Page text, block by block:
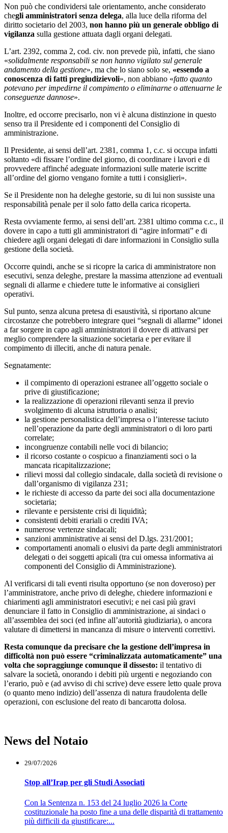
Non può che condividersi tale orientamento, anche considerato
chegli amministratori senza delega, alla luce della riforma del
diritto societario del 2003, non hanno più un generale obbligo di
vigilanza sulla gestione attuata dagli organi delegati.
L’art. 2392, comma 2, cod. civ. non prevede più, infatti, che siano
«solidalmente responsabili se non hanno vigilato sul generale
andamento della gestione», ma che lo siano solo se, «essendo a
conoscenza di fatti pregiudizievoli», non abbiano «fatto quanto
potevano per impedirne il compimento o eliminarne o attenuarne le
conseguenze dannose».
Inoltre, ed occorre precisarlo, non vi è alcuna distinzione in questo
senso tra il Presidente ed i componenti del Consiglio di
amministrazione.
Il Presidente, ai sensi dell’art. 2381, comma 1, c.c. si occupa infatti
soltanto «di fissare l’ordine del giorno, di coordinare i lavori e di
provvedere affinché adeguate informazioni sulle materie iscritte
all’ordine del giorno vengano fornite a tutti i consiglieri».
Se il Presidente non ha deleghe gestorie, su di lui non sussiste una
responsabilità penale per il solo fatto della carica ricoperta.
Resta ovviamente fermo, ai sensi dell’art. 2381 ultimo comma c.c., il
dovere in capo a tutti gli amministratori di “agire informati” e di
chiedere agli organi delegati di dare informazioni in Consiglio sulla
gestione della società.
Occorre quindi, anche se si ricopre la carica di amministratore non
esecutivi, senza deleghe, prestare la massima attenzione ad eventuali
segnali di allarme e chiedere tutte le informative ai consiglieri
operativi.
Sul punto, senza alcuna pretesa di esaustività, si riportano alcune
circostanze che potrebbero integrare quei “segnali di allarme” idonei
a far sorgere in capo agli amministratori il dovere di attivarsi per
meglio comprendere la situazione societaria e per evitare il
compimento di illeciti, anche di natura penale.
Segnatamente:
il compimento di operazioni estranee all’oggetto sociale o
prive di giustificazione;
la realizzazione di operazioni rilevanti senza il previo
svolgimento di alcuna istruttoria o analisi;
la gestione personalistica dell’impresa o l’interesse taciuto
nell’operazione da parte degli amministratori o di loro parti
correlate;
incongruenze contabili nelle voci di bilancio;
il ricorso costante o cospicuo a finanziamenti soci o la
mancata ricapitalizzazione;
rilievi mossi dal collegio sindacale, dalla società di revisione o
dall’organismo di vigilanza 231;
le richieste di accesso da parte dei soci alla documentazione
societaria;
rilevante e persistente crisi di liquidità;
consistenti debiti erariali o crediti IVA;
numerose vertenze sindacali;
sanzioni amministrative ai sensi del D.lgs. 231/2001;
comportamenti anomali o elusivi da parte degli amministratori
delegati o dei soggetti apicali (tra cui omessa informativa ai
componenti del Consiglio di Amministrazione).
Al verificarsi di tali eventi risulta opportuno (se non doveroso) per
l’amministratore, anche privo di deleghe, chiedere informazioni e
chiarimenti agli amministratori esecutivi; e nei casi più gravi
denunciare il fatto in Consiglio di amministrazione, ai sindaci o
all’assemblea dei soci (ed infine all’autorità giudiziaria), o ancora
valutare di dimettersi in mancanza di misure o interventi correttivi.
Resta comunque da precisare che la gestione dell’impresa in
difficoltà non può essere “criminalizzata automaticamente” una
volta che sopraggiunge comunque il dissesto: il tentativo di
salvare la società, onorando i debiti più urgenti e negoziando con
l’erario, può e (ad avviso di chi scrive) deve essere letto quale prova
(o quanto meno indizio) dell’assenza di natura fraudolenta delle
operazioni, con esclusione del reato di bancarotta dolosa.
News del Notaio
29/07/2026
Stop all’Irap per gli Studi Associati
Con la Sentenza n. 153 del 24 luglio 2026 la Corte
costituzionale ha posto fine a una delle disparità di trattamento
più difficili da giustificare:...